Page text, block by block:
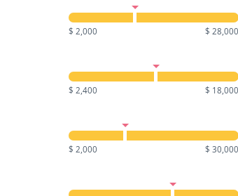
$ 2,000 $ 28,000
$ 2,400 $ 18,000
$ 2,000 $ 30,000